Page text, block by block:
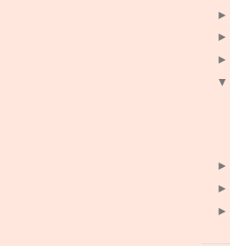
►
►
►
▼
►
►
►